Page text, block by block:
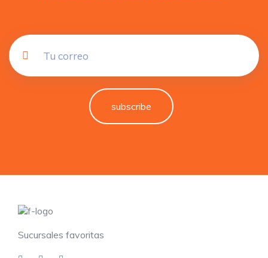
subscribe
Sucursales favoritas